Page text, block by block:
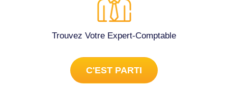
Trouvez Votre Expert-Comptable
C'EST PARTI